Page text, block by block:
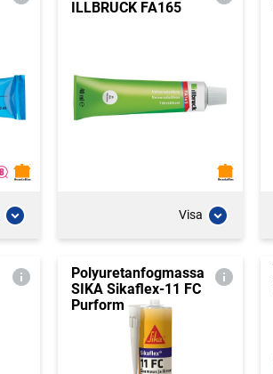
ILLBRUCK FA165
Visa
Polyuretanfogmassa
SIKA Sikaflex-11 FC
Purform